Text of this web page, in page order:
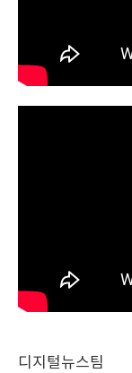
디지털뉴스팀